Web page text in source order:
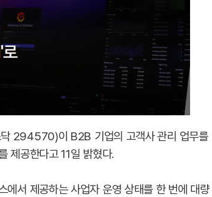
닥 294570)이 B2B 기업의 고객사 관리 업무를
제공한다고 11일 밝혔다.
에서 제공하는 사업자 운영 상태를 한 번에 대량